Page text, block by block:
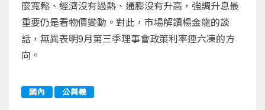
麼寬鬆、經濟沒有過熱、通膨沒有升高，強調升息最
重要仍是看物價變動。對此，市場解讀楊金龍的談
話，無異表明9月第三季理事會政策利率連六凍的方
向。
國內 公與義